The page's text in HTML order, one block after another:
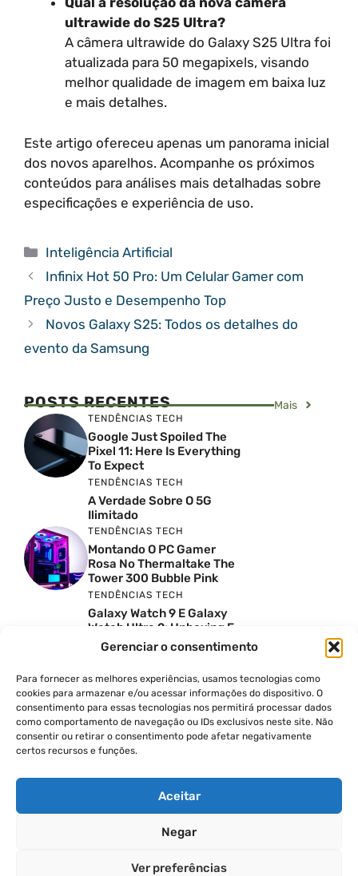
Gerenciar o consentimento
Para fornecer as melhores experiências, usamos tecnologias como
cookies para armazenar e/ou acessar informações do dispositivo. O
consentimento para essas tecnologias nos permitirá processar dados
como comportamento de navegação ou IDs exclusivos neste site. Não
consentir ou retirar o consentimento pode afetar negativamente
certos recursos e funções.
Aceitar
Negar
Ver preferências
ultrawide do S25 Ultra?
A câmera ultrawide do Galaxy S25 Ultra foi
atualizada para 50 megapixels, visando
melhor qualidade de imagem em baixa luz
e mais detalhes.
Este artigo ofereceu apenas um panorama inicial
dos novos aparelhos. Acompanhe os próximos
conteúdos para análises mais detalhadas sobre
especificações e experiência de uso.
Categorias
Inteligência Artificial
Infinix Hot 50 Pro: Um Celular Gamer com
Preço Justo e Desempenho Top
Novos Galaxy S25: Todos os detalhes do
evento da Samsung
POSTS RECENTES Mais
TENDÊNCIAS TECH
Google Just Spoiled The
Pixel 11: Here Is Everything
To Expect
TENDÊNCIAS TECH
A Verdade Sobre O 5G
Ilimitado
TENDÊNCIAS TECH
Montando O PC Gamer
Rosa No Thermaltake The
Tower 300 Bubble Pink
TENDÊNCIAS TECH
Galaxy Watch 9 E Galaxy
Watch Ultra 2: Unboxing E
Preço No Brasil
Reviews Do YouTube Sao
Confiaveis? A Verdade Nao
E Tao Simples
TENDÊNCIAS TECH
Por Que Eu Deveria
Escolher Um Notebook
POLÍTICA DE PRIVACIDADE